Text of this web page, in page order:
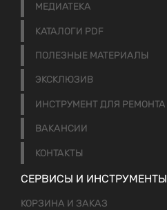
МЕДИАТЕКА
КАТАЛОГИ PDF
ПОЛЕЗНЫЕ МАТЕРИАЛЫ
ЭКСКЛЮЗИВ
ИНСТРУМЕНТ ДЛЯ РЕМОНТА
ВАКАНСИИ
КОНТАКТЫ
СЕРВИСЫ И ИНСТРУМЕНТЫ
КОРЗИНА И ЗАКАЗ